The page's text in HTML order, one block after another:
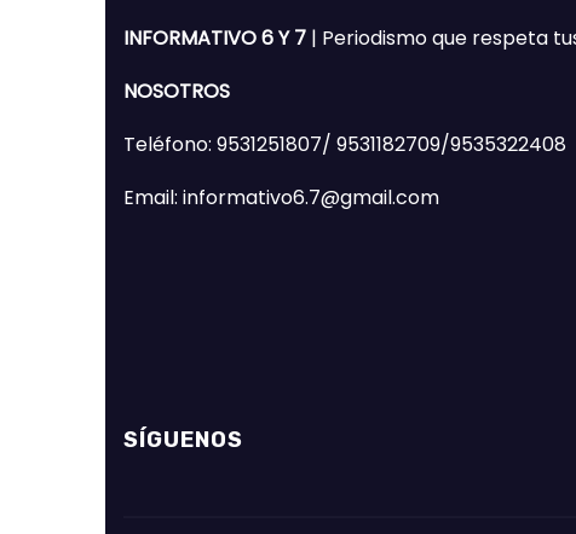
INFORMATIVO 6 Y 7 | Periodismo que respeta
NOSOTROS
Teléfono: 9531251807/ 9531182709/9535322408
Email: informativo6.7@gmail.com
SÍGUENOS